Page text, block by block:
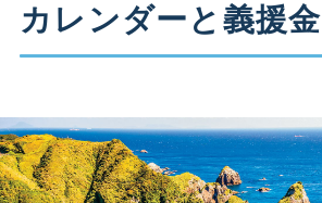
カレンダーと義援金